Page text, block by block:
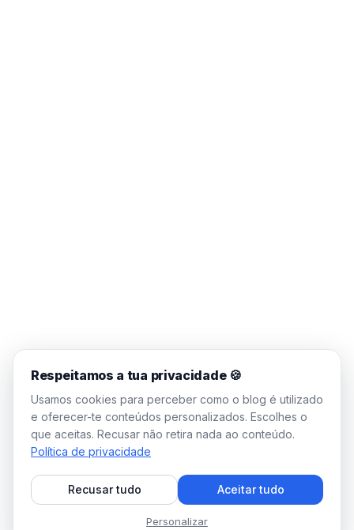
Respeitamos a tua privacidade 🍪
Usamos cookies para perceber como o blog é utilizado
e oferecer-te conteúdos personalizados. Escolhes o
que aceitas. Recusar não retira nada ao conteúdo.
Política de privacidade
Recusar tudo Aceitar tudo
Personalizar